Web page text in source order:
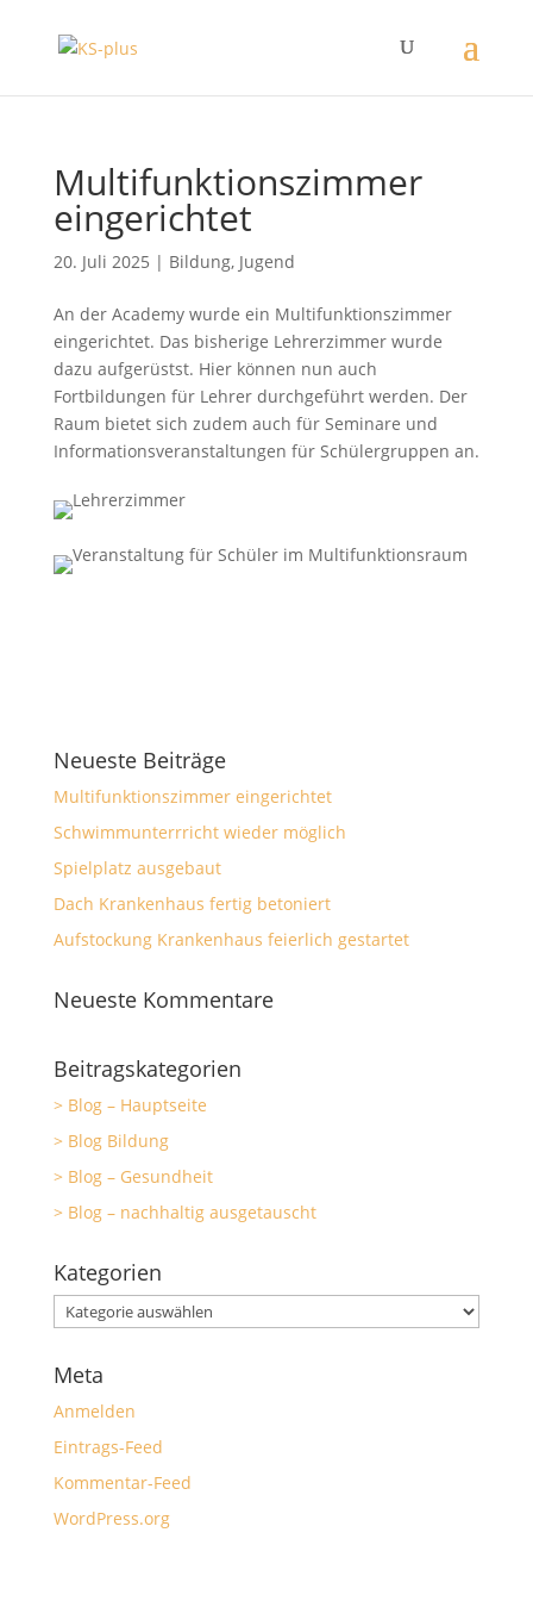
Multifunktionszimmer
eingerichtet
20. Juli 2025 | Bildung, Jugend
An der Academy wurde ein Multifunktionszimmer
eingerichtet. Das bisherige Lehrerzimmer wurde
dazu aufgerüstst. Hier können nun auch
Fortbildungen für Lehrer durchgeführt werden. Der
Raum bietet sich zudem auch für Seminare und
Informationsveranstaltungen für Schülergruppen an.
Neueste Beiträge
Multifunktionszimmer eingerichtet
Schwimmunterrricht wieder möglich
Spielplatz ausgebaut
Dach Krankenhaus fertig betoniert
Aufstockung Krankenhaus feierlich gestartet
Neueste Kommentare
Beitragskategorien
> Blog – Hauptseite
> Blog Bildung
> Blog – Gesundheit
> Blog – nachhaltig ausgetauscht
Kategorien
Kategorien
Meta
Anmelden
Eintrags-Feed
Kommentar-Feed
WordPress.org